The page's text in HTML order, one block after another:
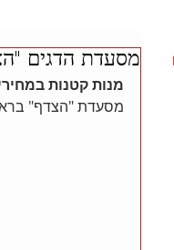
מסעדת הדגים
מנות קטנות
מסעדת "הצדף"